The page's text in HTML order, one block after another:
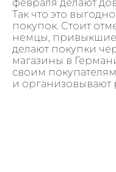
февраля делают
Так что это
покупок. Стоит
немцы, привыкшие
делают покупки
магазины в
своим
и организовывают